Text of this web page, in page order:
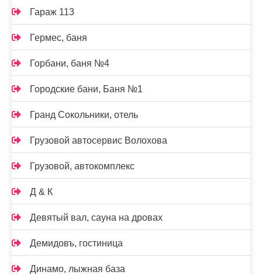
Гараж 113
Гермес, баня
Горбани, баня №4
Городские бани, Баня №1
Гранд Сокольники, отель
Грузовой автосервис Волохова
Грузовой, автокомплекс
Д & К
Девятый вал, сауна на дровах
Демидовъ, гостиница
Динамо, лыжная база